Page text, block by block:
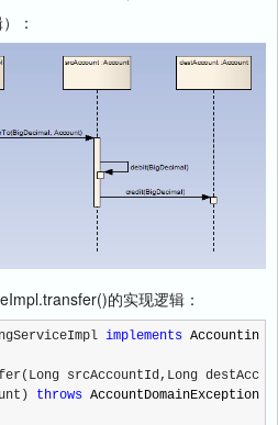
：
的实现逻辑：
implements Accountin
srcAccountId,Long destAcc
throws AccountDomainException